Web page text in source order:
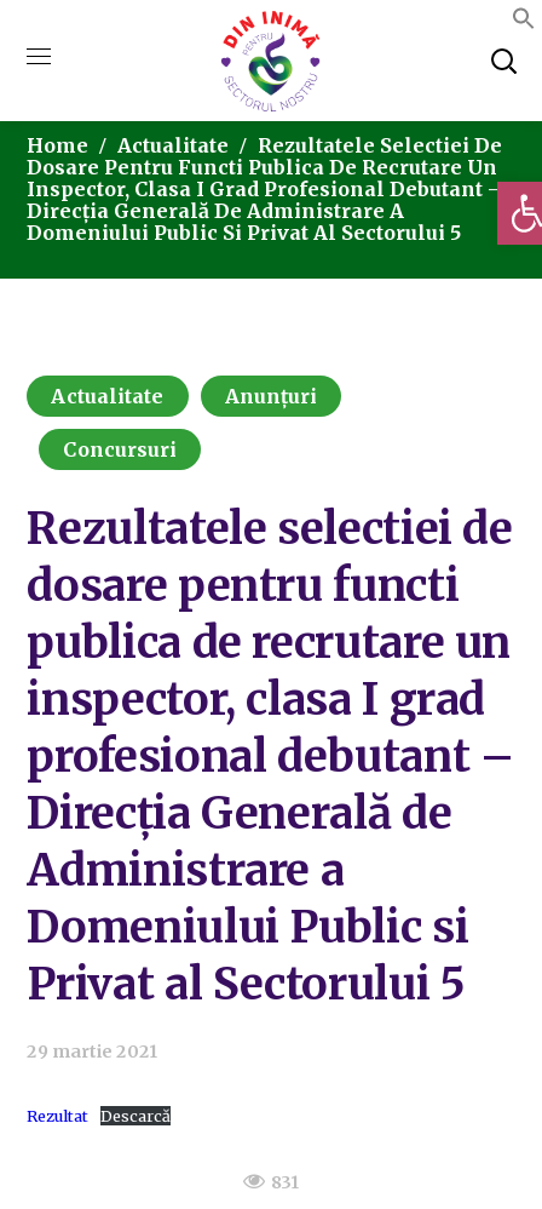
Home Actualitate
Rezultatele Selectiei De
Dosare Pentru Functi Publica De Recrutare Un
Inspector, Clasa I Grad Profesional Debutant –
Direcția Generală De Administrare A
Domeniului Public Si Privat Al Sectorului 5
Actualitate Anunțuri
Concursuri
Rezultatele selectiei de
dosare pentru functi
publica de recrutare un
inspector, clasa I grad
profesional debutant –
Direcția Generală de
Administrare a
Domeniului Public si
Privat al Sectorului 5
29 martie 2021
Rezultat Descarcă
831